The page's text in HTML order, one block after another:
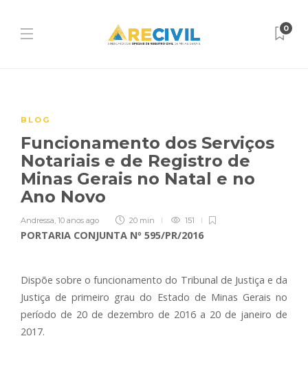
0
BLOG
Funcionamento dos Serviços
Notariais e de Registro de
Minas Gerais no Natal e no
Ano Novo
Andressa, 10 anos ago 20 min 151
PORTARIA CONJUNTA Nº 595/PR/2016
Dispõe sobre o funcionamento do Tribunal de Justiça e da
Justiça de primeiro grau do Estado de Minas Gerais no
período de 20 de dezembro de 2016 a 20 de janeiro de
2017.